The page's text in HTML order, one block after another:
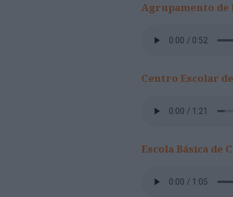
Agrupamento de
Centro Escolar
Escola Básica de